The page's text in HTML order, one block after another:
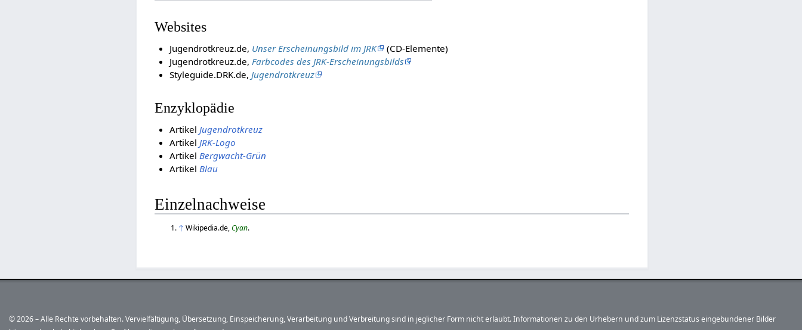
Websites
Jugendrotkreuz.de, Unser Erscheinungsbild im JRK
(CD-Elemente)
Jugendrotkreuz.de, Farbcodes des JRK-Erscheinungsbilds
Styleguide.DRK.de, Jugendrotkreuz
Enzyklopädie
Artikel Jugendrotkreuz
Artikel JRK-Logo
Artikel Bergwacht-Grün
Artikel Blau
Einzelnachweise
↑ Wikipedia.de,Cyan.
© 2026 – Alle Rechte vorbehalten. Vervielfältigung, Übersetzung, Einspeicherung, Verarbeitung und Verbreitung sind in jeglicher Form nicht erlaubt. Informationen zu den Urhebern und zum Lizenzstatus eingebundener Bilder